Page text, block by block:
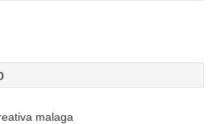
malaga